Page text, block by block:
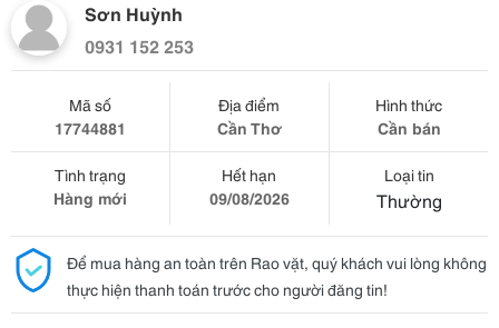
Sơn Huỳnh
0931 152 253
Mã số
17744881
Địa điểm
Cần Thơ
Hình thức
Cần bán
Tình trạng
Hàng mới
Hết hạn
09/08/2026
Loại tin
Thường
Để mua hàng an toàn trên Rao vặt, quý khách vui lòng không
thực hiện thanh toán trước cho người đăng tin!